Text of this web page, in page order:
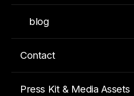
WB Day – Experiencias
En los Wise Build Days, enmarcado en el concepto de
compartimos el conocimiento
blog
Contact
Press Kit & Media Assets